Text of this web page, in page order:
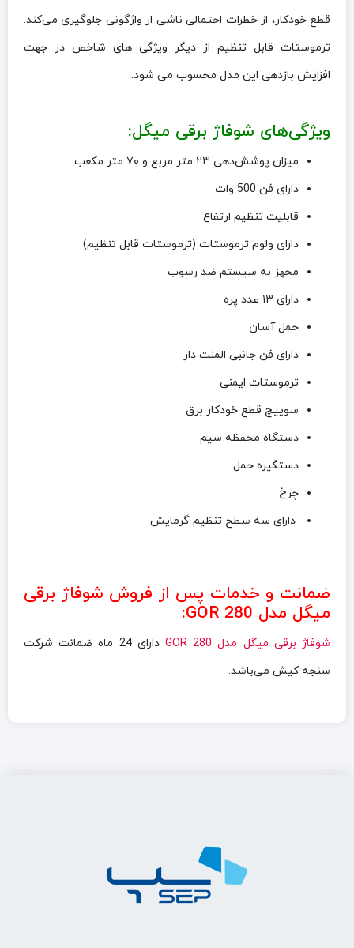
قطع خودکار، از خطرات احتمالی ناشی از واژگونی جلوگیری می‌کند.
ترموستات قابل تنظیم از دیگر ویژگی های شاخص در جهت
افزایش بازدهی این مدل محسوب می شود.
ویژگی‌های شوفاژ برقی میگل:
میزان پوشش‌دهی ۲۳ متر مربع و ۷۰ متر مکعب
دارای فن 500 وات
قابلیت تنظیم ارتفاع
دارای ولوم ترموستات (ترموستات قابل تنظیم)
مجهز به سیستم ضد رسوب
دارای ۱۳ عدد پره
حمل آسان
دارای فن جانبی المنت دار
ترموستات ایمنی
سوییچ قطع خودکار برق
دستگاه محفظه سیم
دستگیره حمل
چرخ
دارای سه سطح تنظیم گرمایش
ضمانت و خدمات پس از فروش شوفاژ برقی
میگل مدل GOR 280:
شوفاژ برقی میگل مدل GOR 280
دارای 24 ماه ضمانت شرکت
سنجه کیش می‌باشد.